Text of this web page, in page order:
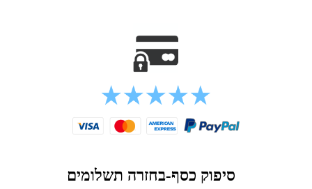
סיפוק כסף-בחזרה תשלומים